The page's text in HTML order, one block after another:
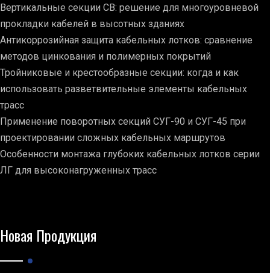
Вертикальные секции СВ: решение для многоуровневой
прокладки кабелей в высотных зданиях
Антикоррозийная защита кабельных лотков: сравнение
методов цинкования и полимерных покрытий
Тройниковые и крестообразные секции: когда и как
использовать разветвительные элементы кабельных
трасс
Применение поворотных секций СУГ-90 и СУГ-45 при
проектировании сложных кабельных маршрутов
Особенности монтажа глубоких кабельных лотков серии
ЛГ для высоконагруженных трасс
Новая Продукция